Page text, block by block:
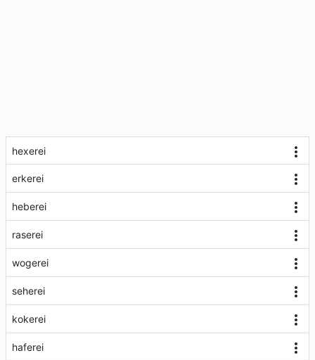
hexerei
erkerei
heberei
raserei
wogerei
seherei
kokerei
haferei